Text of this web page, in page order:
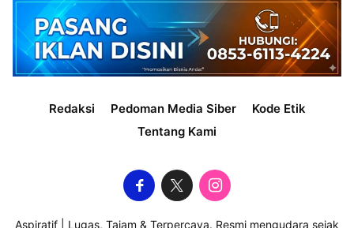
Redaksi Pedoman Media Siber
Kode Etik
Tentang Kami
Aspiratif | Lugas, Tajam & Terpercaya. Resmi mengudara sejak